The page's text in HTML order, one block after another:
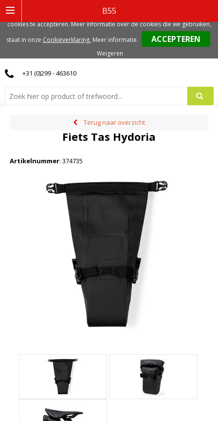
B55
0
+31 (0)299 - 463610
Terug naar overzicht
Fiets Tas Hydoria
Artikelnummer: 374735
gerelateerde cookies. Voor de beste gebruikerservaring, adviseren we deze
cookies te accepteren. Meer informatie over de cookies die we gebruiken,
staat in onze Cookieverklaring. Meer informatie.
Weigeren